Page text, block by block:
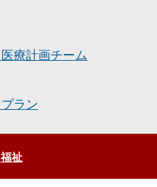
療計画チーム
ラン
祉